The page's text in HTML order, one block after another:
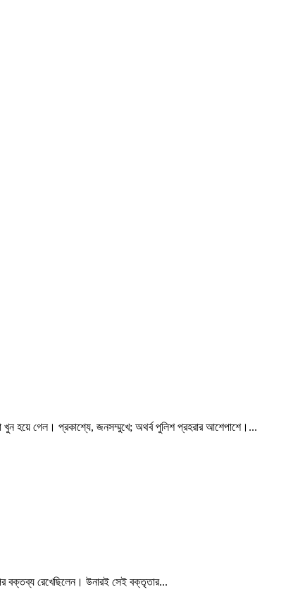
খুন হয়ে গেল। প্রকাশ্যে, জনসম্মুখে; অথর্ব পুলিশ প্রহরার আশেপাশে।...
বক্তব্য রেখেছিলেন। উনারই সেই বক্তৃতার...